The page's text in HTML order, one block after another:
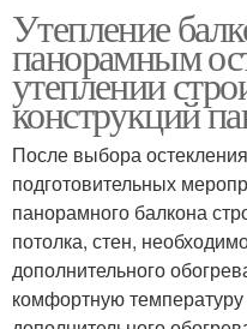
Утепление
панорамным
утеплении
конструкций
После выбора
подготовительных
панорамного балкона
потолка, стен,
дополнительного
комфортную